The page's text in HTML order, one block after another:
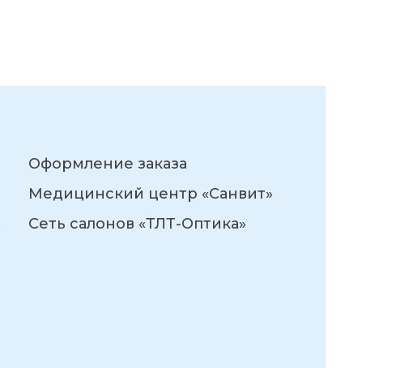
Оформление заказа
Медицинский центр «Санвит»
Сеть салонов «ТЛТ-Оптика»